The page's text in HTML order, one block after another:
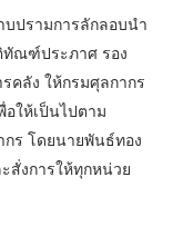
ปรามการลักลอบนำ
ทัณฑ์ประภาศ รอง
คลัง ให้กรมศุลกากร
ให้เป็นไปตาม
กร โดยนายพันธ์ทอง
สั่งการให้ทุกหน่วย